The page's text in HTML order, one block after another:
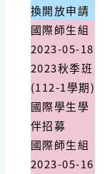
換開放申請
國際師生組
2023-05-18
2023秋季班
(112-1學期)
國際學生學
伴招募
國際師生組
2023-05-16